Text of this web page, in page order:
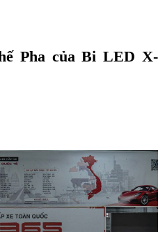
Pha của Bi LED X-